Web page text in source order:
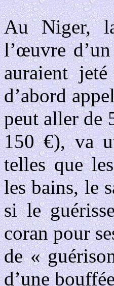
Au Niger,
l’œuvre
auraient
d’abord
peut aller de
150 €), va
telles que
les bains, le
si le
coran pour
de «
d’une